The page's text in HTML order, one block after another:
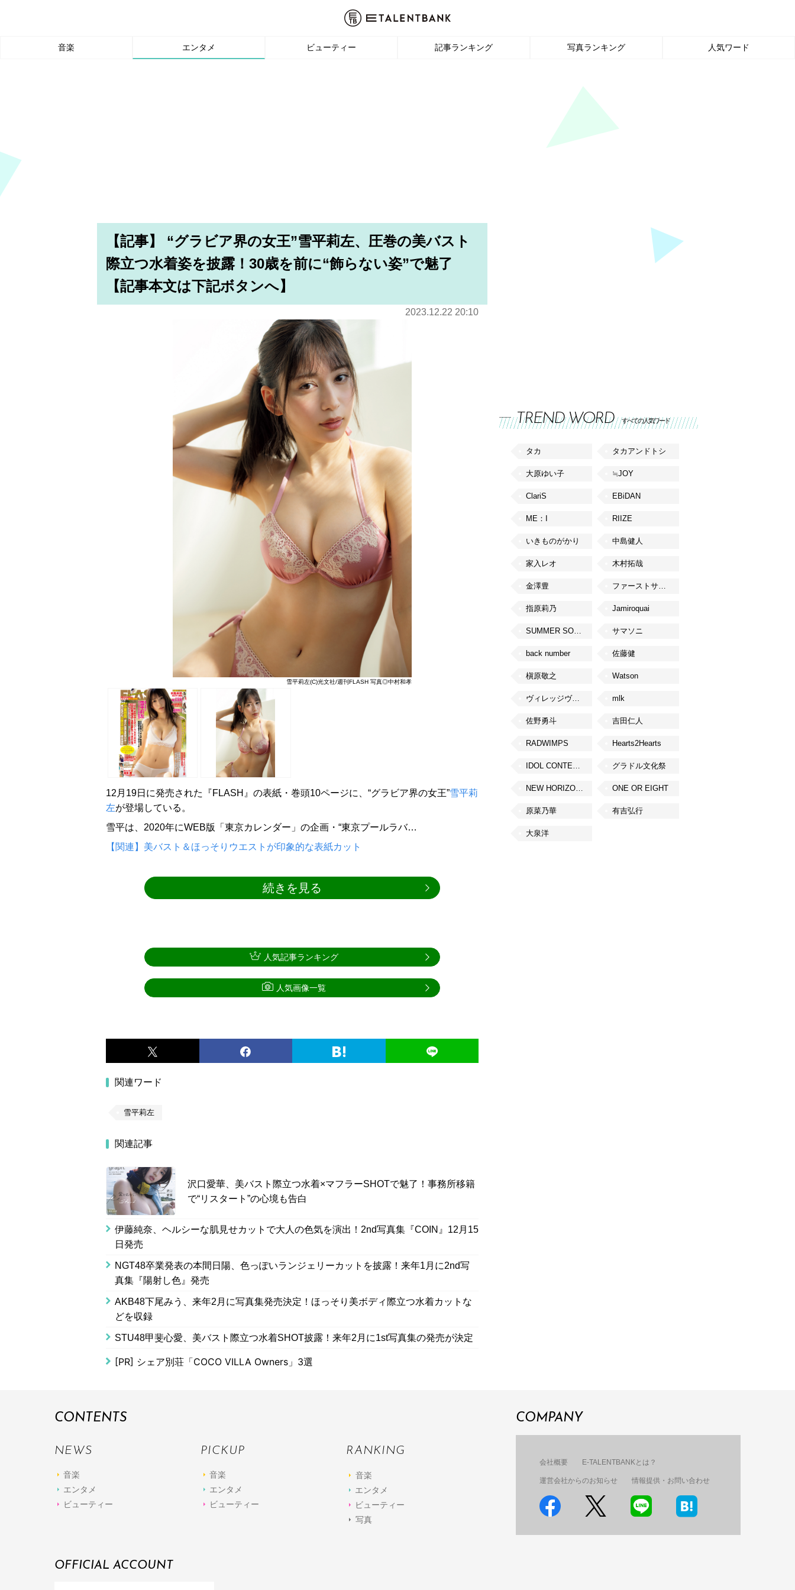
音楽 エンタメ ビューティー 記事ランキング 写真ランキング 人気ワード
【記事】 “グラビア界の女王”雪平莉左、圧巻の美バスト
際立つ水着姿を披露！30歳を前に“飾らない姿”で魅了
【記事本文は下記ボタンへ】
2023.12.22 20:10
雪平莉左(C)光文社/週刊FLASH 写真◎中村和孝
12月19日に発売された『FLASH』の表紙・巻頭10ページに、“グラビア界の女王”雪平莉
左が登場している。
雪平は、2020年にWEB版「東京カレンダー」の企画・“東京プールラバ…
【関連】美バスト＆ほっそりウエストが印象的な表紙カット
続きを見る
関連ワード
雪平莉左
関連記事
沢口愛華、美バスト際立つ水着×マフラーSHOTで魅了！事務所移籍
で“リスタート”の心境も告白
伊藤純奈、ヘルシーな肌見せカットで大人の色気を演出！2nd写真集『COIN』12月15
日発売
NGT48卒業発表の本間日陽、色っぽいランジェリーカットを披露！来年1月に2nd写
真集『陽射し色』発売
AKB48下尾みう、来年2月に写真集発売決定！ほっそり美ボディ際立つ水着カットな
どを収録
STU48甲斐心愛、美バスト際立つ水着SHOT披露！来年2月に1st写真集の発売が決定
[PR] シェア別荘「COCO VILLA Owners」3選
人気記事ランキング
人気画像一覧
TREND WORD すべての人気ワード
タカ タカアンドトシ
大原ゆい子 ≒JOY
ClariS EBiDAN
ME：I RIIZE
いきものがかり 中島健人
家入レオ 木村拓哉
金澤豊 ファーストサマーウイカ
指原莉乃 Jamiroquai
SUMMER SONIC サマソニ
back number 佐藤健
槇原敬之 Watson
ヴィレッジヴァンガード mlk
佐野勇斗 吉田仁人
RADWIMPS Hearts2Hearts
IDOL CONTENT EXPO グラドル文化祭
NEW HORIZON FEST ONE OR EIGHT
原菜乃華 有吉弘行
大泉洋
CONTENTS
NEWS
音楽
エンタメ
ビューティー
PICKUP
音楽
エンタメ
ビューティー
RANKING
音楽
エンタメ
ビューティー
写真
COMPANY
会社概要 E-TALENTBANKとは？
運営会社からのお知らせ 情報提供・お問い合わせ
OFFICIAL ACCOUNT